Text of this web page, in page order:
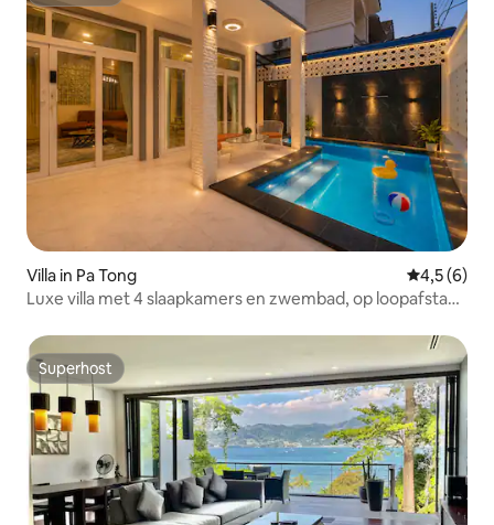
Villa in Pa Tong
4,5 (6)
Luxe villa met 4 slaapkamers en zwembad, op loopafstand
Superhost
Superhost